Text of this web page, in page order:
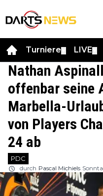
Turniere LIVE
Nathan
offenbar seine
Marbella-
von Players
24 ab
PDC
durch Pascal Michiels